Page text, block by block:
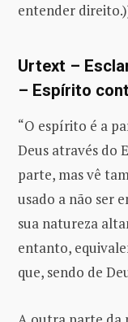
entender
Urtext –
– Espírito
“O espírito é a
Deus através do
parte, mas vê
usado a não ser
sua natureza
entanto,
que, sendo de